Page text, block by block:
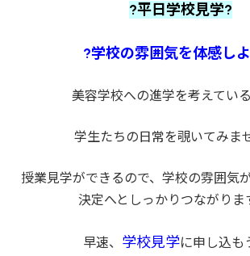
?平日学校見学?
?学校の雰囲気を体感し
美容学校への進学を考えている
学生たちの日常を覗いてみま
授業見学ができるので、学校の雰囲気
決定へとしっかりつながりま
早速、 学校見学に申し込も